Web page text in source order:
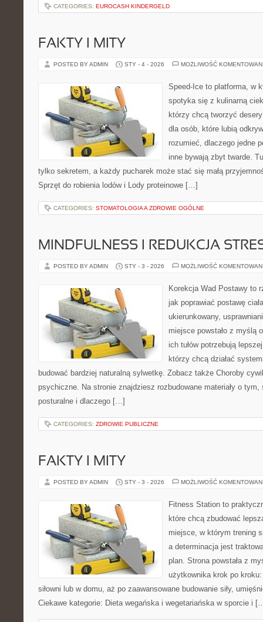
CATEGORIES: EUROCASH KINDERGELD
FAKTY I MITY
POSTED BY ADMIN STY - 4 - 2026 MOŻLIWOŚĆ
Speed-Ice to platforma, w
spotyka się z kulinarną
którzy chcą tworzyć
dla osób, które lubią
rozumieć, dlaczego jedne
inne bywają zbyt twarde.
tylko sekretem, a każdy pucharek może stać się małą
Sprzęt do robienia lodów i Lody proteinowe […]
CATEGORIES: STOMATOLOGIA A ZDROWIE OGÓLNE
MINDFULNESS I REDUKCJA
POSTED BY ADMIN STY - 3 - 2026 MOŻLIWOŚĆ
Korekcja Wad Postawy to
jak poprawiać postawę
ukierunkowany,
miejsce powstało z myślą
ich tułów potrzebują
którzy chcą działać
budować bardziej naturalną sylwetkę. Zobacz także Choroby
psychiczne. Na stronie znajdziesz rozbudowane materiały o
posturalne i dlaczego […]
CATEGORIES: ZDROWIE PUBLICZNE
FAKTY I MITY
POSTED BY ADMIN STY - 3 - 2026 MOŻLIWOŚĆ
Fitness Station to
które chcą zbudować
miejsce, w którym trening
a determinacja jest
plan. Strona powstała z
użytkownika krok po
siłowni lub w domu, aż po zaawansowane budowanie siły,
Ciekawe kategorie: Dieta wegańska i wegetariańska w sporcie i